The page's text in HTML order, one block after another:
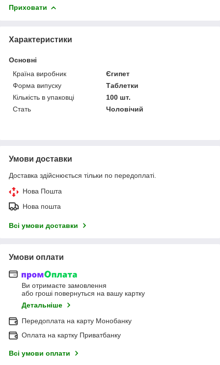
Приховати
Характеристики
Основні
Країна виробник
Єгипет
Форма випуску
Таблетки
Кількість в упаковці
100 шт.
Стать
Чоловічий
Умови доставки
Доставка здійснюється тільки по передоплаті.
Нова Пошта
Нова пошта
Всі умови доставки
Умови оплати
Ви отримаєте замовлення
або гроші повернуться на вашу картку
Детальніше
Передоплата на карту Монобанку
Оплата на картку Приватбанку
Всі умови оплати